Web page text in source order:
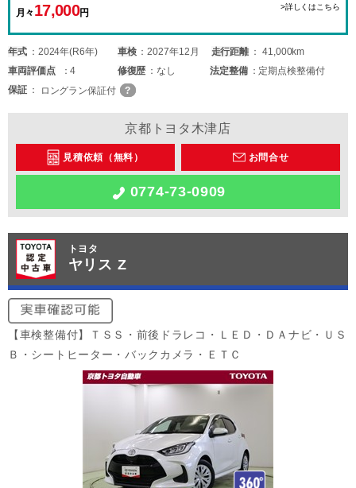
月々 17,000円
>詳しくはこちら
年式 2024年(R6年) 車検 2027年12月 走行距離
41,000km
車両評価点 4 修復歴 なし 法定整備
定期点検整備付
保証
ロングラン保証付
京都トヨタ木津店
見積依頼（無料） お問合せ
0774-73-0909
トヨタ
ヤリス Z
【車検整備付】ＴＳＳ・前後ドラレコ・ＬＥＤ・ＤＡナビ・ＵＳ
Ｂ・シートヒーター・バックカメラ・ＥＴＣ